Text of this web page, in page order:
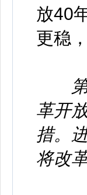
放40
更稳
革开
措。
将改